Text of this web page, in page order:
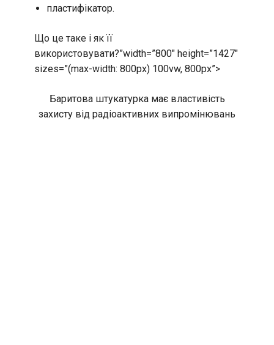
пластифікатор.
Що це таке і як її
використовувати?”width=”800″ height=”1427″
sizes=”(max-width: 800px) 100vw, 800px”>
Баритова штукатурка має властивість
захисту від радіоактивних випромінювань